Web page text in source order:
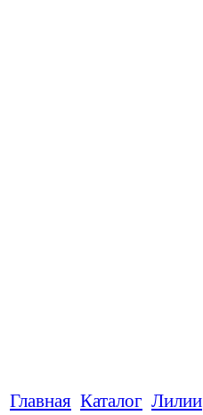
Главная Каталог Лилии